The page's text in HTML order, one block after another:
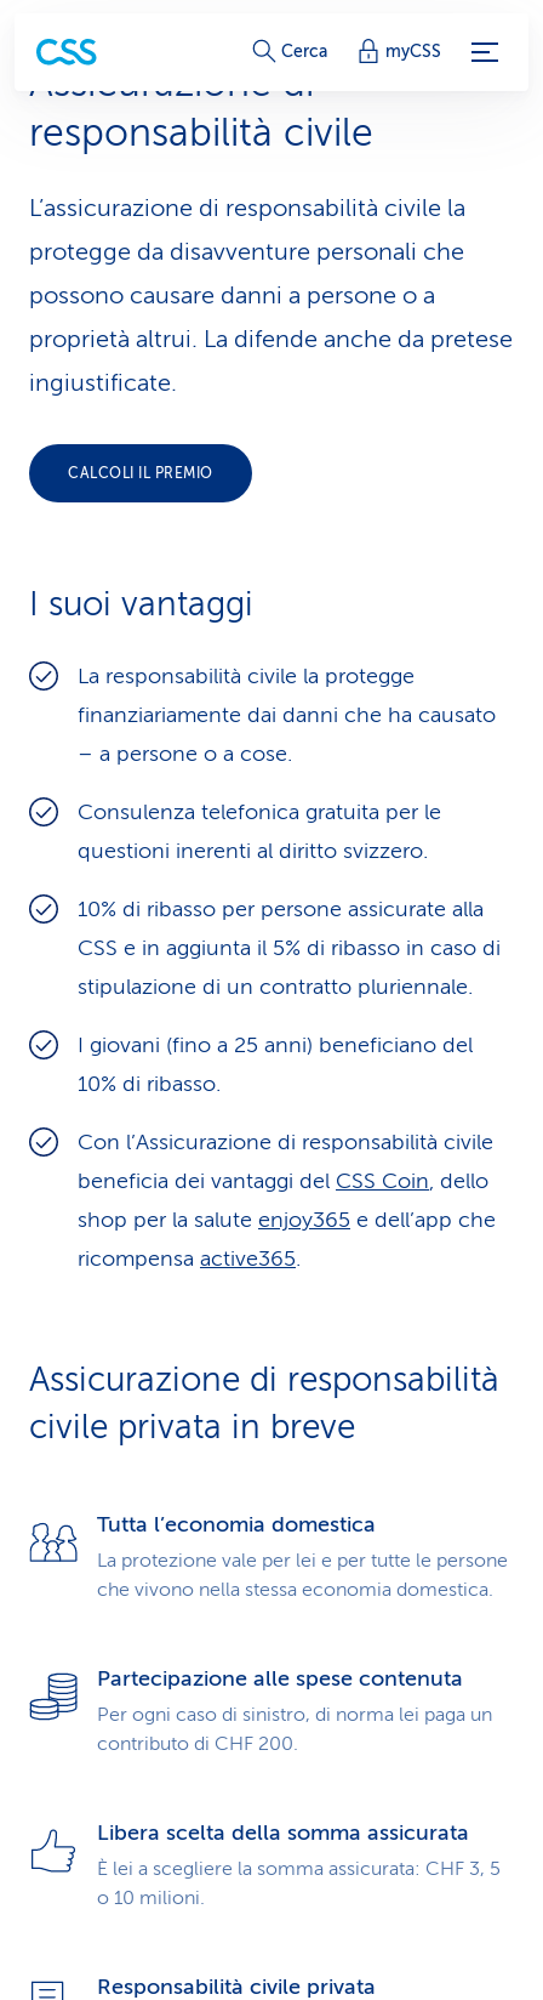
c
o
l
l
e
g
a
n
i
s
e
r
v
i
z
i
o
Cerca myCSS
Assicurazione di
responsabilità civile
L’assicurazione di responsabilità civile la
protegge da disavventure personali che
possono causare danni a persone o a
proprietà altrui. La difende anche da pretese
ingiustificate.
CALCOLI IL PREMIO
I suoi vantaggi
La responsabilità civile la protegge
finanziariamente dai danni che ha causato
– a persone o a cose.
Consulenza telefonica gratuita per le
questioni inerenti al diritto svizzero.
10% di ribasso per persone assicurate alla
CSS e in aggiunta il 5% di ribasso in caso di
stipulazione di un contrat­to pluriennale.
I giovani (fino a 25 anni) beneficiano del
10% di ribasso.
Con l’Assicurazione di responsabilità civile
beneficia dei vantaggi del CSS Coin, dello
shop per la salute enjoy365 e dell’app che
ricompensa active365.
Assicurazione di respon­sabilità
civile privata in breve
Tutta l’economia domestica
La protezione vale per lei e per tutte le persone
che vivono nella stessa economia domestica.
Partecipazione alle spese contenuta
Per ogni caso di sinistro, di norma lei paga un
contributo di CHF 200.
Libera scelta della somma assicurata
È lei a scegliere la somma assicurata: CHF 3, 5
o 10 milioni.
Responsabilità civile privata